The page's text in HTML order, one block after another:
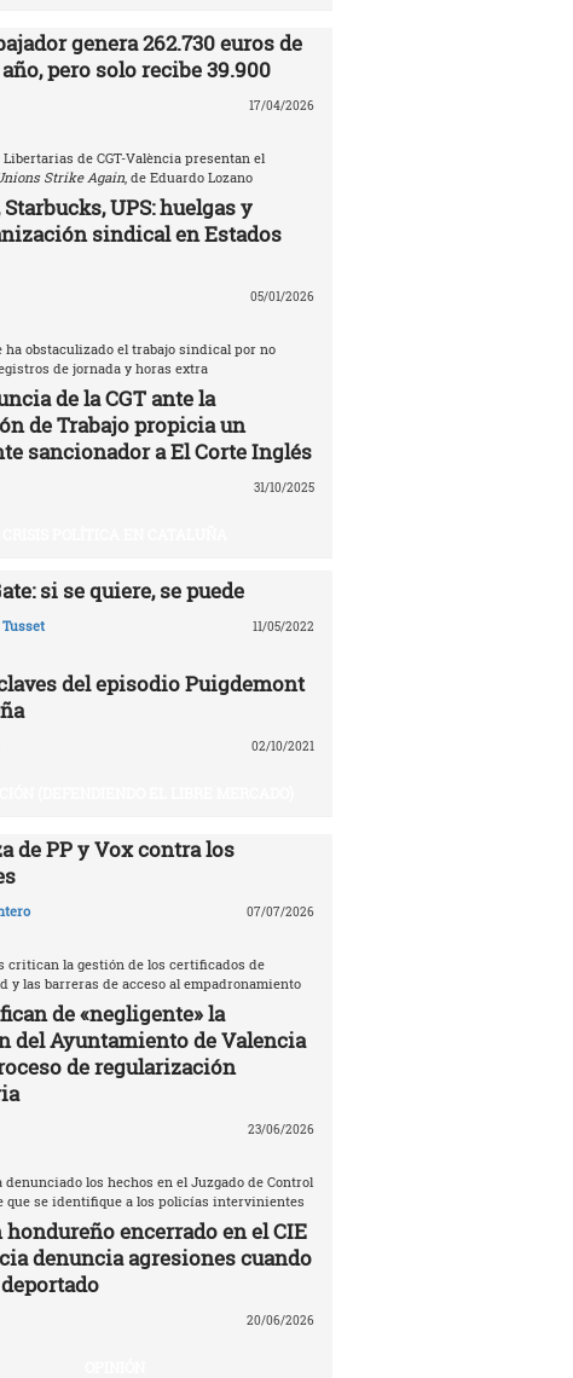
genera 262.730 euros de
pero solo recibe 39.900
17/04/2026
de CGT-València presentan el
Strike Again, de Eduardo Lozano
UPS: huelgas y
sindical en Estados
05/01/2026
ha obstaculizado el trabajo sindical por no
de jornada y horas extra
de la CGT ante la
de Trabajo propicia un
sancionador a El Corte Inglés
31/10/2025
si se quiere, se puede
Tusset 11/05/2022
del episodio Puigdemont
02/10/2021
de PP y Vox contra los
07/07/2026
critican la gestión de los certificados de
y las barreras de acceso al empadronamiento
de «negligente» la
del Ayuntamiento de Valencia
de regularización
23/06/2026
denunciado los hechos en el Juzgado de Control
que se identifique a los policías intervinientes
encerrado en el CIE
denuncia agresiones cuando
20/06/2026